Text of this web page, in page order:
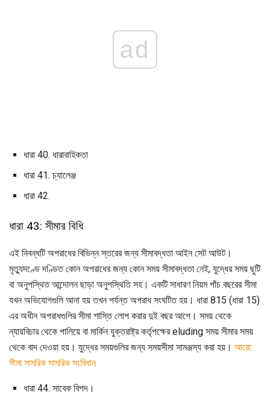
ad
ধারা 40. ধারাবাহিকতা
ধারা 41. চ্যালেঞ্জ
ধারা 42.
ধারা 43: সীমার বিধি
এই নিবন্ধটি অপরাধের বিভিন্ন স্তরের জন্য সীমাবদ্ধতা আইন সেট আউট।
মৃত্যুদণ্ডে দণ্ডিত কোন অপরাধের জন্য কোন সময় সীমাবদ্ধতা নেই, যুদ্ধের সময় ছুটি
বা অনুপস্থিত আন্দোলন ছাড়া অনুপস্থিতি সহ। একটি সাধারণ নিয়ম পাঁচ বছরের সীমা
যখন অভিযোগগুলি আনা হয় তখন পর্যন্ত অপরাধ সংঘটিত হয়। ধারা 815 (ধারা 15)
এর অধীন অপরাধগুলির সীমা শাস্তি লোপ করার দুই বছর আগে। সময় থেকে
ন্যায়বিচার থেকে পালিয়ে বা মার্কিন যুক্তরাষ্ট্র কর্তৃপক্ষের eluding সময় সীমার সময়
থেকে বাদ দেওয়া হয়। যুদ্ধের সময়গুলির জন্য সময়সীমা সামঞ্জস্য করা হয়। আরো:
সীমা সামরিক সামরিক সংবিধান
ধারা 44. সাবেক বিপদ।